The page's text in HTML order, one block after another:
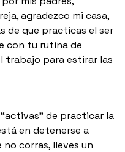
agradezco mi casa,
de que practicas el ser
con tu rutina de
trabajo para estirar las
de practicar la
en detenerse a
corras, lleves un